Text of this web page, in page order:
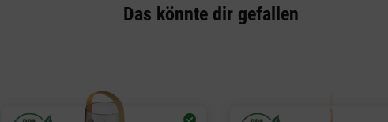
Das könnte dir gefallen